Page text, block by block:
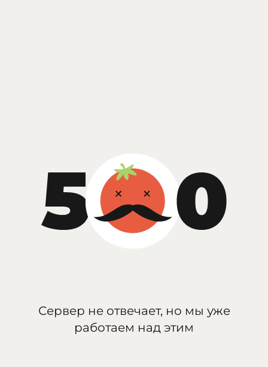
Сервер не отвечает, но мы уже
работаем над этим